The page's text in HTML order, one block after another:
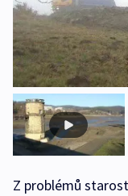
Z problémů